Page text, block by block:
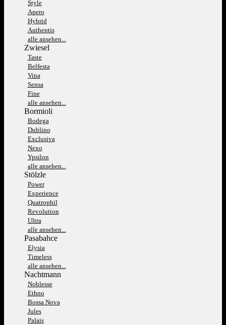
Style
Apero
Hybrid
Authentis
alle ansehen...
Zwiesel
Taste
Belfesta
Vina
Sensa
Fine
alle ansehen...
Bormioli
Bodega
Dublino
Exclusiva
Nexo
Ypsilon
alle ansehen...
Stölzle
Power
Experience
Quatrophil
Revolution
Ultra
alle ansehen...
Pasabahce
Elysia
Timeless
alle ansehen...
Nachtmann
Noblesse
Ethno
Bossa Nova
Jules
Palais